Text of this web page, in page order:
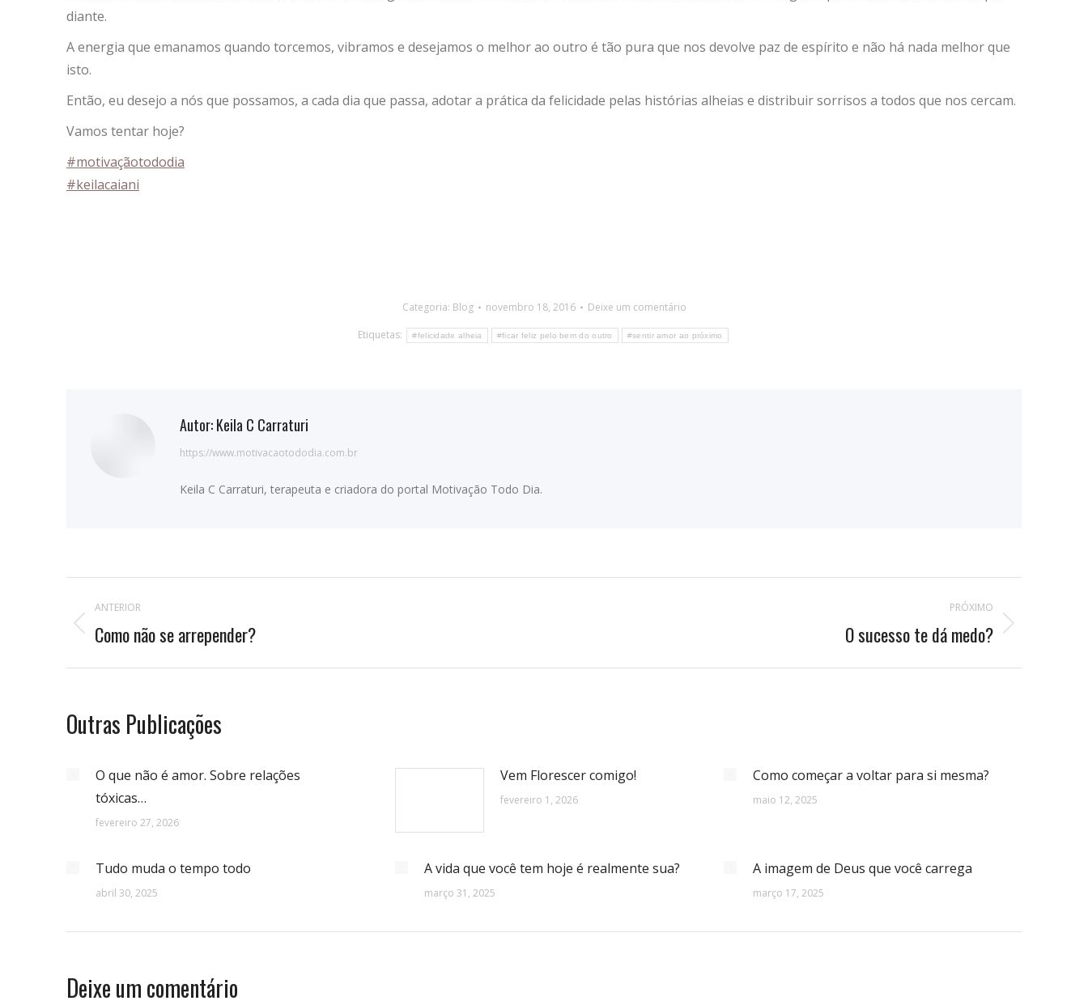
diante.
A energia que emanamos quando torcemos, vibramos e desejamos o melhor ao outro é tão pura que nos devolve paz de espírito e não há nada melhor que
isto.
Então, eu desejo a nós que possamos, a cada dia que passa, adotar a prática da felicidade pelas histórias alheias e distribuir sorrisos a todos que nos cercam.
Vamos tentar hoje?
#motivaçãotododia
#keilacaiani
Categoria: Blog novembro 18, 2016
Deixe um comentário
Etiquetas:
#felicidade alheia #ficar feliz pelo bem do outro #sentir amor ao próximo
Autor:Keila C Carraturi
https://www.motivacaotododia.com.br
Keila C Carraturi, terapeuta e criadora do portal Motivação Todo Dia.
Navegação
de
postagens
ANTERIOR
Publicação
Como não se arrepender?
PRÓXIMO
O sucesso te dá medo?
Outras Publicações
O que não é amor. Sobre relações
tóxicas…
fevereiro 27, 2026
Vem Florescer comigo!
fevereiro 1, 2026
Como começar a voltar para si mesma?
maio 12, 2025
Tudo muda o tempo todo
abril 30, 2025
A vida que você tem hoje é realmente sua?
março 31, 2025
A imagem de Deus que você carrega
março 17, 2025
Deixe um comentário